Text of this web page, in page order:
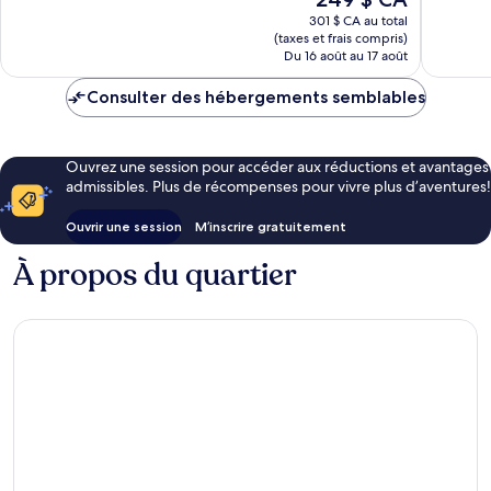
prix
est
de
249 $ CA
301 $ CA au total
(taxes et frais compris)
Du 16 août au 17 août
Consulter des hébergements semblables
Ouvrez une session pour accéder aux réductions et avantages
admissibles. Plus de récompenses pour vivre plus d’aventures!
Ouvrir une session M’inscrire gratuitement
À propos du quartier